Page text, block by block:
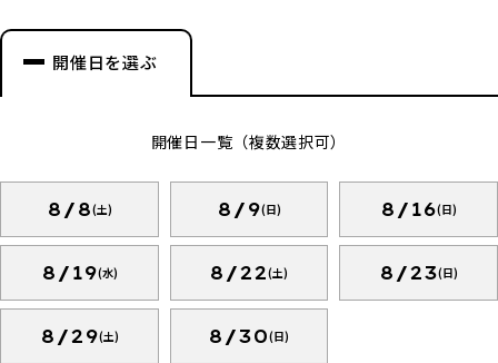
開催日を選ぶ
開催日一覧（複数選択可）
8/8(土) 8/9(日) 8/16(日)
8/19(水) 8/22(土) 8/23(日)
8/29(土) 8/30(日)